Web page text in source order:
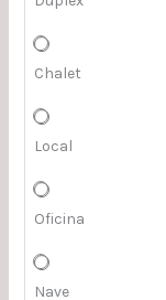
Chalet
Local
Oficina
Nave